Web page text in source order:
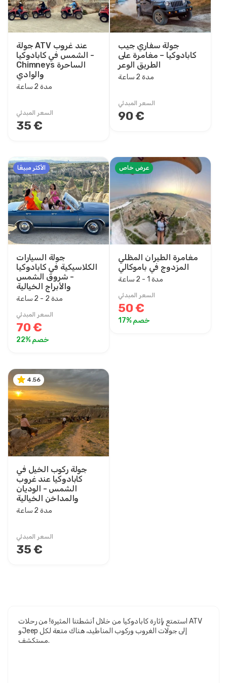
6 - 7 ساعة
1 يوم
2 ليلة 3 يوم
3 ليلة 4 يوم
6 ليلة 7 يوم
15 ليلة 16 يوم
جولة ATV عند غروب
الشمس في كابادوكيا -
Chimneys الساحرة
والوادي
مدة 2 ساعة
السعر المبدئي
35 €
جولة سفاري جيب
كابادوكيا – مغامرة على
الطريق الوعر
مدة 2 ساعة
السعر المبدئي
90 €
الأكثر مبيعًا
جولة السيارات
الكلاسيكية في كابادوكيا
- شروق الشمس
والأبراج الخيالية
مدة 2 - 2 ساعة
السعر المبدئي
70 €
خصم %22
عرض خاص
مغامرة الطيران المظلي
المزدوج في باموكالي
مدة 1 - 2 ساعة
السعر المبدئي
50 €
خصم %17
4.56
جولة ركوب الخيل في
كابادوكيا عند غروب
الشمس - الوديان
والمداخن الخيالية
مدة 2 ساعة
السعر المبدئي
35 €
استمتع بإثارة كابادوكيا من خلال أنشطتنا المثيرة! من رحلات ATV
وJeep إلى جولات الغروب وركوب المناطيد، هناك متعة لكل
مستكشف.